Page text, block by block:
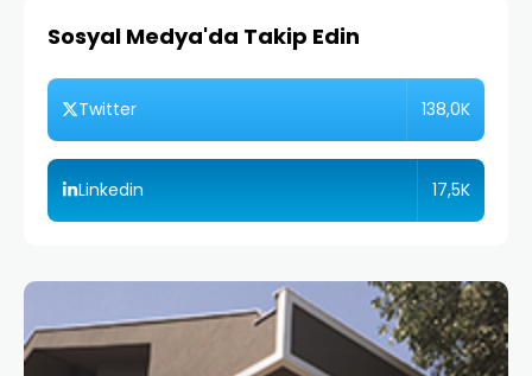
Sosyal Medya'da Takip Edin
Twitter 138,0K
Linkedin 17,5K